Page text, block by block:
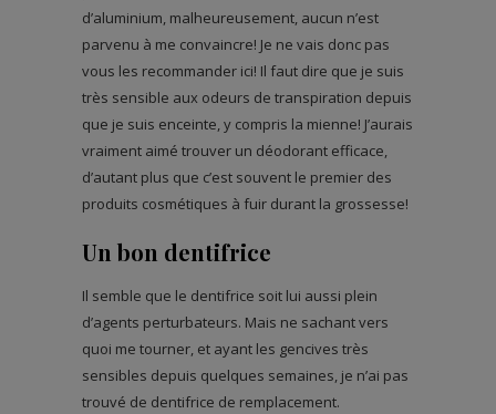
d’aluminium, malheureusement, aucun n’est
parvenu à me convaincre! Je ne vais donc pas
vous les recommander ici! Il faut dire que je suis
très sensible aux odeurs de transpiration depuis
que je suis enceinte, y compris la mienne! J’aurais
vraiment aimé trouver un déodorant efficace,
d’autant plus que c’est souvent le premier des
produits cosmétiques à fuir durant la grossesse!
Un bon dentifrice
Il semble que le dentifrice soit lui aussi plein
d’agents perturbateurs. Mais ne sachant vers
quoi me tourner, et ayant les gencives très
sensibles depuis quelques semaines, je n’ai pas
trouvé de dentifrice de remplacement.